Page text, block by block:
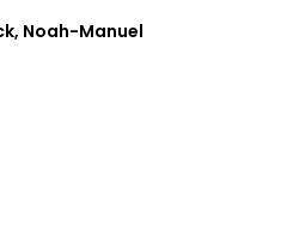
Noah-Manuel